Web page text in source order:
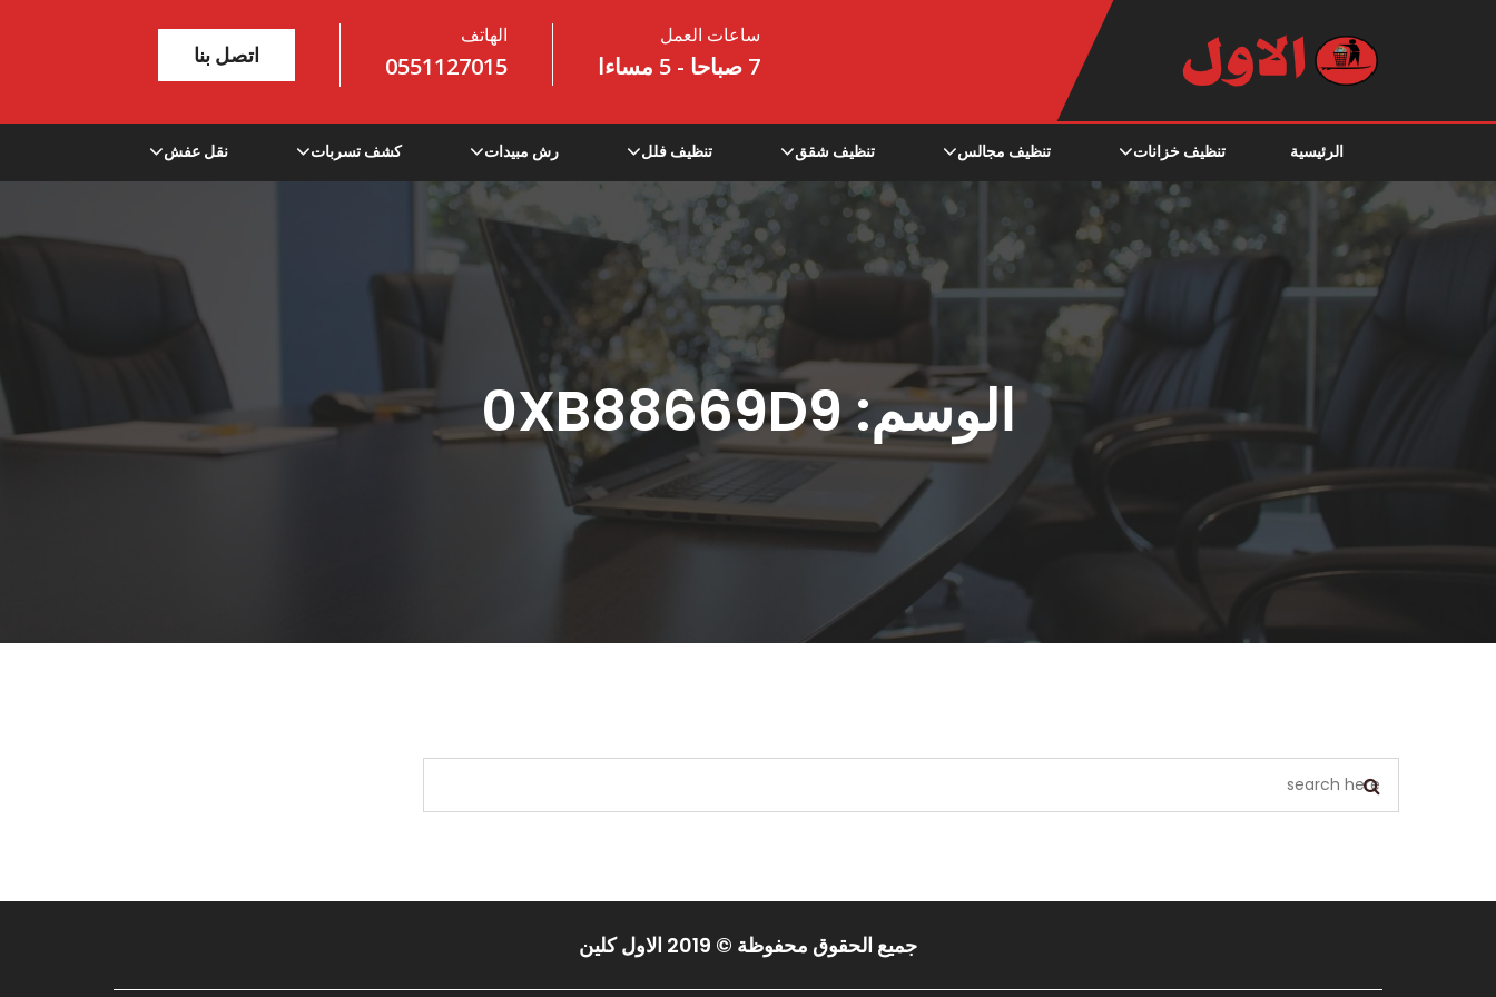
اتصل بنا
الهاتف
0551127015
ساعات العمل
7 صباحا - 5 مساءا
الرئيسية تنظيف خزانات تنظيف مجالس تنظيف شقق تنظيف فلل رش مبيدات كشف تسربات نقل عفش
الوسم:0XB88669D9
جميع الحقوق محفوظة © 2019 الاول كلين